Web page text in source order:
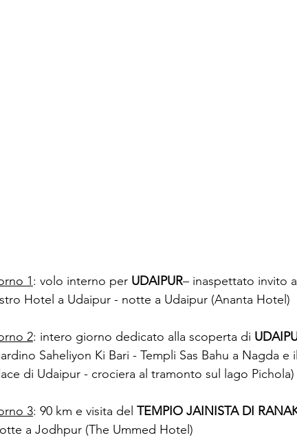
1: volo interno per UDAIPUR– inaspettato invito
Hotel a Udaipur - notte a Udaipur (Ananta Hotel)
2: intero giorno dedicato alla scoperta di
Saheliyon Ki Bari - Templi Sas Bahu a Nagda
di Udaipur - crociera al tramonto sul lago
3: 90 km e visita del TEMPIO JAINISTA DI
a Jodhpur (The Ummed Hotel)